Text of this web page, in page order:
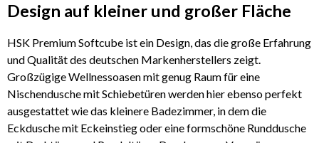
Design auf kleiner und großer Fläche
HSK Premium Softcube ist ein Design, das die große Erfahrung
und Qualität des deutschen Markenherstellers zeigt.
Großzügige Wellnessoasen mit genug Raum für eine
Nischendusche mit Schiebetüren werden hier ebenso perfekt
ausgestattet wie das kleinere Badezimmer, in dem die
Eckdusche mit Eckeinstieg oder eine formschöne Runddusche